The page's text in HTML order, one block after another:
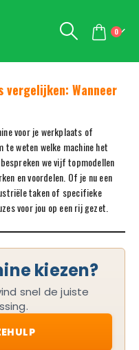
0
vergelijken: Wanneer
voor je werkplaats of
weten welke machine het
we vijf topmodellen
en voordelen. Of je nu een
taken of specifieke
voor jou op een rij gezet.
kiezen?
snel de juiste